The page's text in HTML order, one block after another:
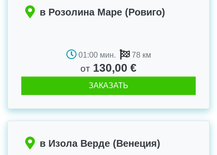
в Розолина Маре (Ровиго)
01:00 мин. 78 км
от 130,00 €
ЗАКАЗАТЬ
в Изола Верде (Венеция)